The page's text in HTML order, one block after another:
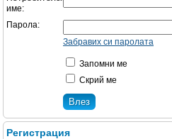
име:
Парола:
Забравих си паролата
Запомни ме
Скрий ме
Регистрация